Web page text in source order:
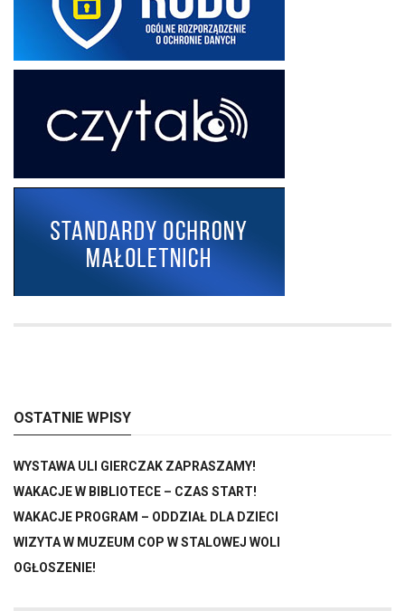
OSTATNIE WPISY
WYSTAWA ULI GIERCZAK ZAPRASZAMY!
WAKACJE W BIBLIOTECE – CZAS START!
WAKACJE PROGRAM – ODDZIAŁ DLA DZIECI
WIZYTA W MUZEUM COP W STALOWEJ WOLI
OGŁOSZENIE!